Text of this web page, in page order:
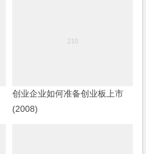
创业企业如何准备创业板上市
(2008)